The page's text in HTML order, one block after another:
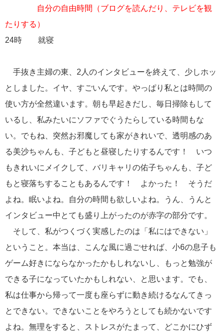
自分の自由時間（ブログを読んだり、テレビを観
たりする）
24時 就寝
手抜き主婦の東、2人のインタビューを終えて、少しホッ
としました。イヤ、すごいんです。やっぱり私とは時間の
使い方が全然違います。朝も早起きだし、毎日掃除もして
いるし、私みたいにソファでぐうたらしている時間もな
い。でもね、突然お邪魔しても家がきれいで、透明感のあ
る美沙ちゃんも、子どもと昼寝したりするんです！ いつ
もきれいにメイクして、バリキャリの佑子ちゃんも、子ど
もと寝落ちすることもあるんです！ よかった！ そうだ
よね。眠いよね。自分の時間も欲しいよね。うん、うんと
インタビュー中とても盛り上がったのが赤字の部分です。
そして、私がつくづく実感したのは「私にはできない」
ということ。本当は、こんな風に過ごせれば、小6の息子も
ゲーム好きにならなかったかもしれないし、もっと勉強が
できる子になっていたかもしれない、と思います。でも、
私は仕事から帰って一度も座らずに動き続けるなんてきっ
とできない。できないことをやろうとしても続かないです
よね。無理をすると、ストレスがたまって、どこかにひず